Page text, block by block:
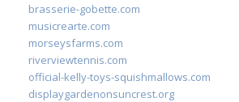
brasserie-gobette.com
musicrearte.com
morseysfarms.com
riverviewtennis.com
official-kelly-toys-squishmallows.com
displaygardenonsuncrest.org